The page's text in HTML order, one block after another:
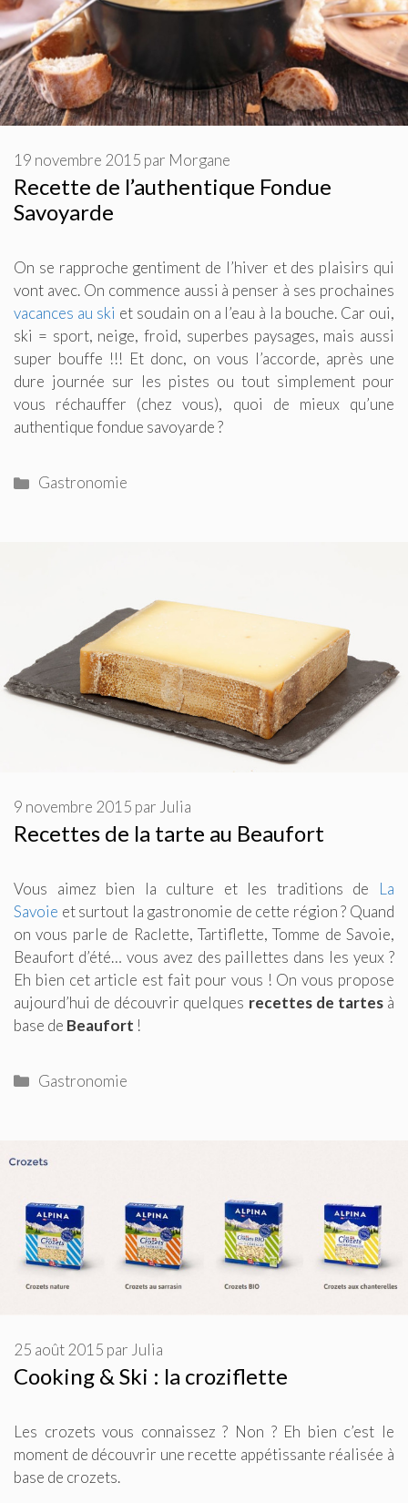
Recette de l’authentique Fondue
Savoyarde
19 novembre 2015 par Morgane
On se rapproche gentiment de l’hiver et des plaisirs qui
vont avec. On commence aussi à penser à ses prochaines
vacances au ski et soudain on a l’eau à la bouche. Car oui,
ski = sport, neige, froid, superbes paysages, mais aussi
super bouffe !!! Et donc, on vous l’accorde, après une
dure journée sur les pistes ou tout simplement pour
vous réchauffer (chez vous), quoi de mieux qu’une
authentique fondue savoyarde ?
Catégories
Gastronomie
Recettes de la tarte au Beaufort
9 novembre 2015 par Julia
Vous aimez bien la culture et les traditions de La
Savoie et surtout la gastronomie de cette région ? Quand
on vous parle de Raclette, Tartiflette, Tomme de Savoie,
Beaufort d’été… vous avez des paillettes dans les yeux ?
Eh bien cet article est fait pour vous ! On vous propose
aujourd’hui de découvrir quelques recettes de tartes à
base de Beaufort !
Catégories
Gastronomie
Cooking & Ski : la croziflette
25 août 2015 par Julia
Les crozets vous connaissez ? Non ? Eh bien c’est le
moment de découvrir une recette appétissante réalisée à
base de crozets.